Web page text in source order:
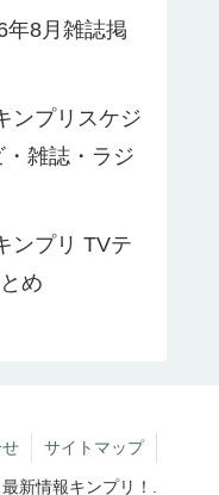
年8月雑誌掲
ンプリスケジ
雑誌・ラジ
ンプリ TVテ
め
サイトマップ
新情報キンプリ！.